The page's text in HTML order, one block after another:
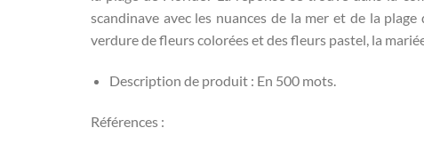
scandinave avec les nuances de la mer et de la
verdure de fleurs colorées et des fleurs pastel, la
Description de produit : En 500 mots.
Références :